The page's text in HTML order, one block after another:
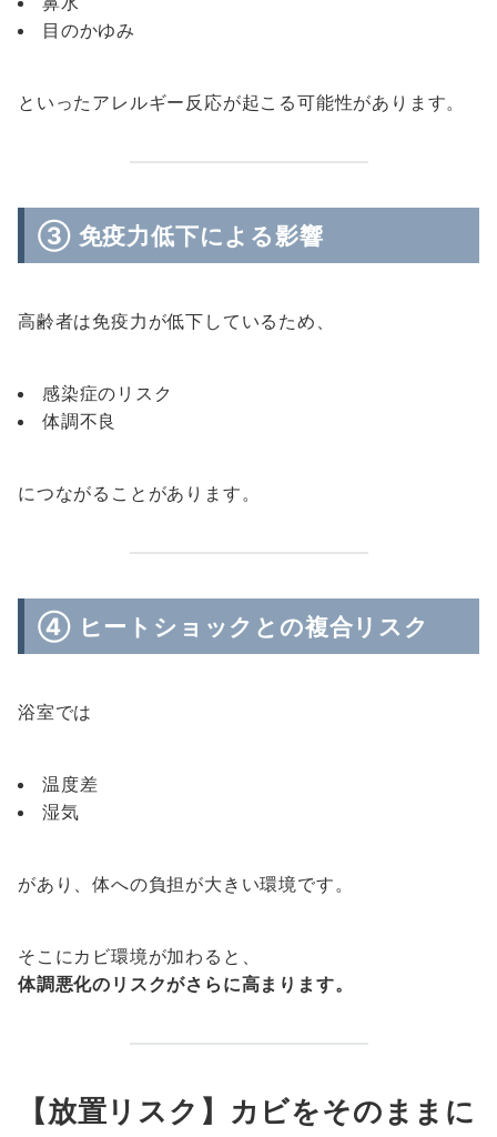
目のかゆみ
といったアレルギー反応が起こる可能性があります。
③ 免疫力低下による影響
高齢者は免疫力が低下しているため、
感染症のリスク
体調不良
につながることがあります。
④ ヒートショックとの複合リスク
浴室では
温度差
湿気
があり、体への負担が大きい環境です。
そこにカビ環境が加わると、
体調悪化のリスクがさらに高まります。
【放置リスク】カビをそのままに